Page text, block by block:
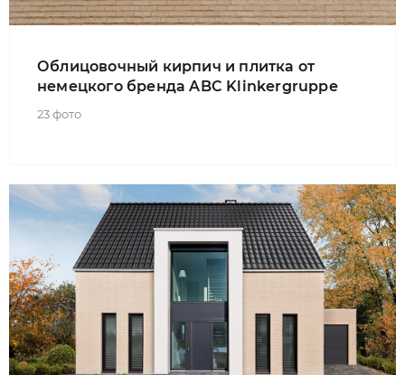
Облицовочный кирпич и плитка от
немецкого бренда ABC Klinkergruppe
23 фото